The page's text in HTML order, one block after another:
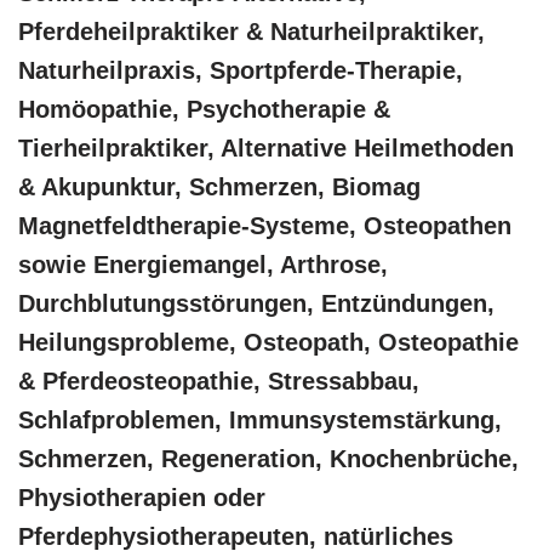
Pferdeheilpraktiker & Naturheilpraktiker,
Naturheilpraxis, Sportpferde-Therapie,
‎Homöopathie, ‎Psychotherapie &
‎Tierheilpraktiker, Alternative Heilmethoden
& Akupunktur, Schmerzen, Biomag
Magnetfeldtherapie-Systeme, Osteopathen
sowie Energiemangel, Arthrose,
Durchblutungsstörungen, Entzündungen,
Heilungsprobleme, Osteopath, Osteopathie
& Pferdeosteopathie, Stressabbau,
Schlafproblemen, Immunsystemstärkung,
Schmerzen, Regeneration, Knochenbrüche,
Physiotherapien oder
Pferdephysiotherapeuten, natürliches